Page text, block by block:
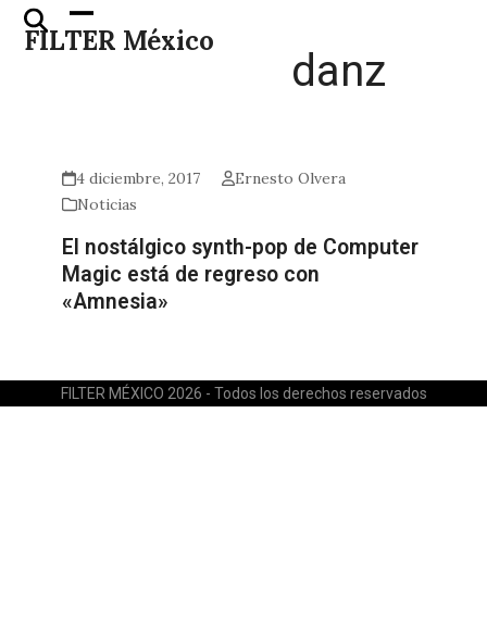
Skip
FILTER México
Open
mobile
Close
mobile
danz
4 diciembre, 2017
Ernesto Olvera
Noticias
El nostálgico synth-pop de Computer
Magic está de regreso con
«Amnesia»
FILTER MÉXICO 2026 - Todos los derechos reservados